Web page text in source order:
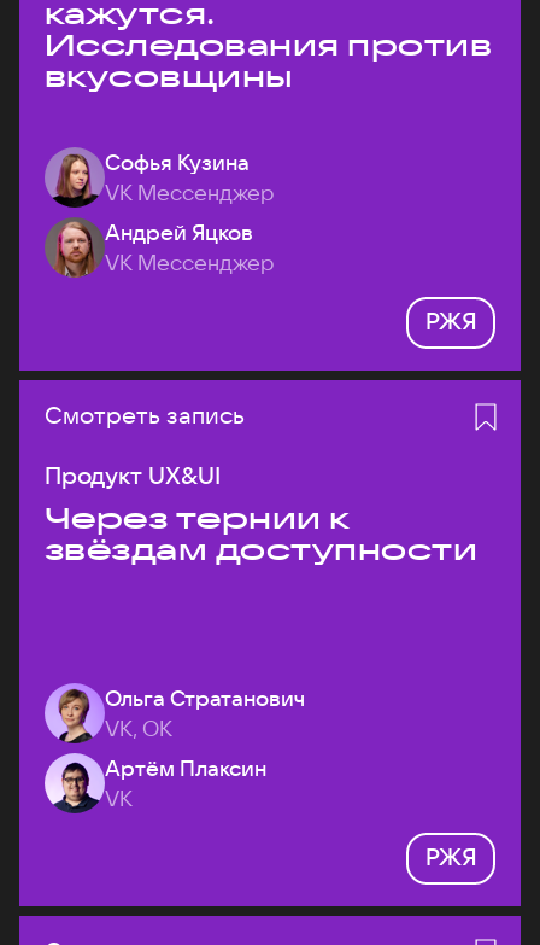
кажутся.
Исследования против
вкусовщины
Софья Кузина
VK Мессенджер
Андрей Яцков
VK Мессенджер
РЖЯ
Смотреть запись
Продукт UX&UI
Через тернии к
звёздам доступности
Ольга Стратанович
VK, ОК
Артём Плаксин
VK
РЖЯ